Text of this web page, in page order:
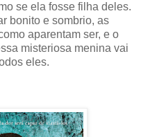
se ela fosse filha deles.
bonito e sombrio, as
aparentam ser, e o
misteriosa menina vai
eles.